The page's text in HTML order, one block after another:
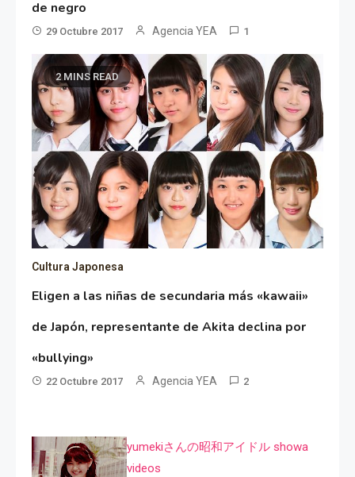
de negro
29 Octubre 2017 Agencia YEA 1
2 MINS READ
Cultura Japonesa
Eligen a las niñas de secundaria más «kawaii»
de Japón, representante de Akita declina por
«bullying»
22 Octubre 2017 Agencia YEA 2
yumekiさんの昭和アイドル showa
videos